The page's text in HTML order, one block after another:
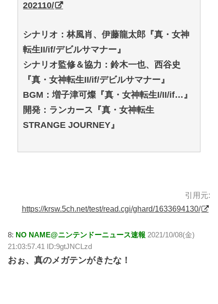
202110/
シナリオ：林風肖、伊藤龍太郎『真・女神
転生II/if/デビルサマナー』
シナリオ監修＆協力：鈴木一也、西谷史
『真・女神転生II/if/デビルサマナー』
BGM：増子津可燦『真・女神転生I/II/if…』
開発：ランカース『真・女神転生
STRANGE JOURNEY』
引用元:
https://krsw.5ch.net/test/read.cgi/ghard/1633694130/
8: NO NAME@ニンテンドーニュース速報 2021/10/08(金)
21:03:57.41 ID:9gtJNCLzd
おぉ、真のメガテンがきたな！